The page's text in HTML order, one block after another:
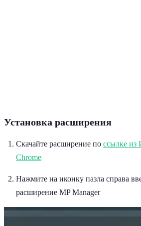
Установка расширения
Скачайте расширение по ссылке из
Chrome
Нажмите на иконку пазла справа
расширение MP Manager